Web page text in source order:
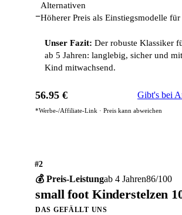
Alternativen
−Höherer Preis als Einstiegsmodelle
Unser Fazit: Der robuste Klassiker
ab 5 Jahren: langlebig, sicher und
Kind mitwachsend.
56.95 € Gibt's bei
*Werbe-/Affiliate-Link · Preis kann abweichen
#2
💰 Preis-Leistungab 4 Jahren86/100
small foot Kinderstelzen
DAS GEFÄLLT UNS